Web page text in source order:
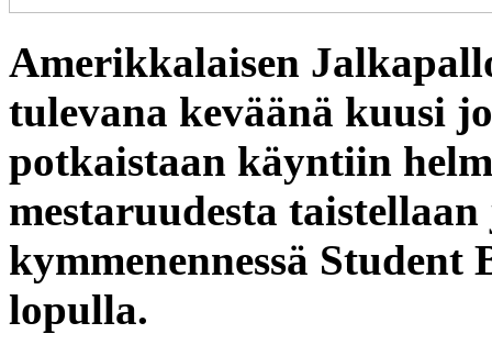
Amerikkalaisen
tulevana keväänä kuusi
potkaistaan käyntiin
mestaruudesta
kymmenennessä
lopulla.